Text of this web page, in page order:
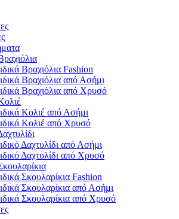
Βραχιόλια Fashion
Βραχιόλια από Ασήμι
Βραχιόλια από Χρυσό
Κολιέ από Ασήμι
Κολιέ από Χρυσό
Δαχτυλίδι από Ασήμι
Δαχτυλίδι από Χρυσό
Σκουλαρίκια Fashion
Σκουλαρίκια από Ασήμι
Σκουλαρίκια από Χρυσό